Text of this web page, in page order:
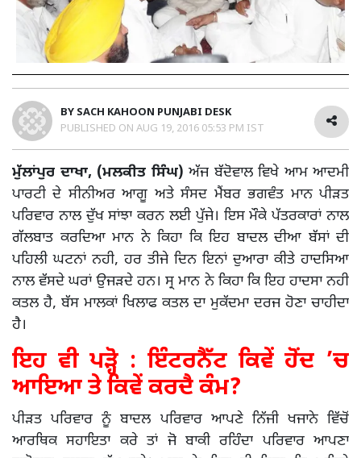
BY SACH KAHOON PUNJABI DESK
PUBLISHED ON AUG 19, 2016 05:53 PM IST
ਮੁੱਲਾਂਪੁਰ ਦਾਖਾ, (ਮਲਕੀਤ ਸਿੰਘ) ਅੱਜ ਬੱਦੋਵਾਲ ਵਿਖੇ ਆਮ ਆਦਮੀ
ਪਾਰਟੀ ਦੇ ਸੀਨੀਅਰ ਆਗੂ ਅਤੇ ਸੰਸਦ ਮੈਂਬਰ ਭਗਵੰਤ ਮਾਨ ਪੀੜਤ
ਪਰਿਵਾਰ ਨਾਲ ਦੁੱਖ ਸਾਂਝਾ ਕਰਨ ਲਈ ਪੁੱਜੇ। ਇਸ ਮੌਕੇ ਪੱਤਰਕਾਰਾਂ ਨਾਲ
ਗੱਲਬਾਤ ਕਰਦਿਆ ਮਾਨ ਨੇ ਕਿਹਾ ਕਿ ਇਹ ਬਾਦਲ ਦੀਆ ਬੱਸਾਂ ਦੀ
ਪਹਿਲੀ ਘਟਨਾਂ ਨਹੀ, ਹਰ ਤੀਜੇ ਦਿਨ ਇਨਾਂ ਦੁਆਰਾ ਕੀਤੇ ਹਾਦਸਿਆ
ਨਾਲ ਵੱਸਦੇ ਘਰਾਂ ਉਜੜਦੇ ਹਨ। ਸ੍ਰ ਮਾਨ ਨੇ ਕਿਹਾ ਕਿ ਇਹ ਹਾਦਸਾ ਨਹੀ
ਕਤਲ ਹੈ, ਬੱਸ ਮਾਲਕਾਂ ਖਿਲਾਫ ਕਤਲ ਦਾ ਮੁਕੱਦਮਾ ਦਰਜ ਹੋਣਾ ਚਾਹੀਦਾ
ਹੈ।
ਇਹ ਵੀ ਪੜ੍ਹੋ : ਇੰਟਰਨੈੱਟ ਕਿਵੇਂ ਹੋਂਦ ’ਚ
ਆਇਆ ਤੇ ਕਿਵੇਂ ਕਰਦੈ ਕੰਮ?
ਪੀੜਤ ਪਰਿਵਾਰ ਨੂੰ ਬਾਦਲ ਪਰਿਵਾਰ ਆਪਣੇ ਨਿੱਜੀ ਖਜਾਨੇ ਵਿੱਚੋਂ
ਆਰਥਿਕ ਸਹਾਇਤਾ ਕਰੇ ਤਾਂ ਜੋ ਬਾਕੀ ਰਹਿੰਦਾ ਪਰਿਵਾਰ ਆਪਣਾ